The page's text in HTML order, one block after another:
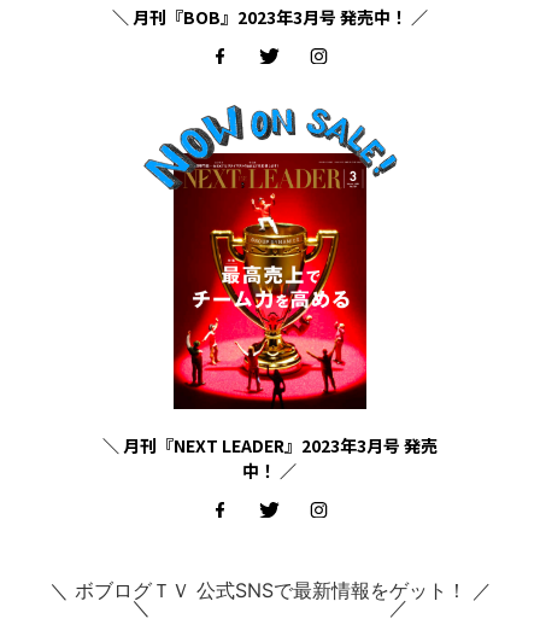
＼ 月刊『BOB』2023年3月号 発売中！ ／
＼ 月刊『NEXT LEADER』2023年3月号 発売
中！ ／
＼ ボブログＴＶ 公式SNSで最新情報をゲット！ ／